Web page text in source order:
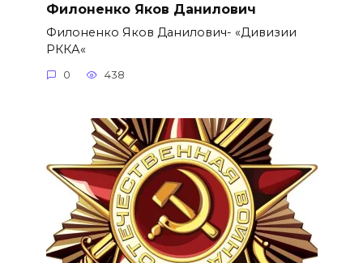
Филоненко Яков Данилович
Филоненко Яков Данилович- «Дивизии
РККА«
0 438